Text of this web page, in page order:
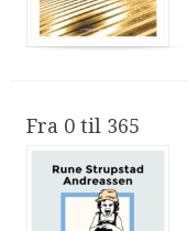
Fra 0 til 365